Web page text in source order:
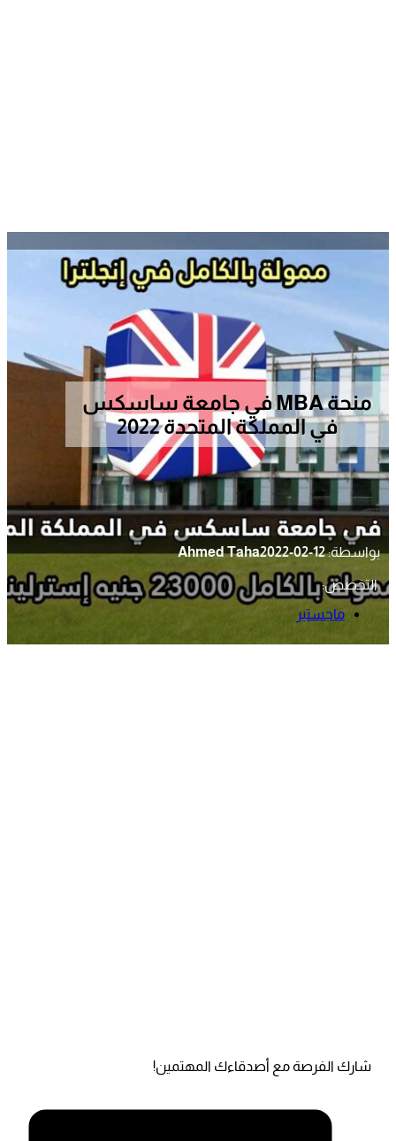
منحة MBA في جامعة ساسكس
في المملكة المتحدة 2022
بواسطة: Ahmed Taha2022-02-12
التخصص:
ماجستير
شارك الفرصة مع أصدقاءك المهتمين!